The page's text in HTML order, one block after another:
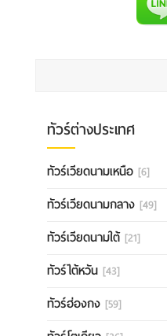
ทัวร์ต่างประเทศ
ทัวร์เวียดนามเหนือ [6]
ทัวร์เวียดนามกลาง [49]
ทัวร์เวียดนามใต้ [21]
ทัวร์ไต้หวัน [43]
ทัวร์ฮ่องกง [59]